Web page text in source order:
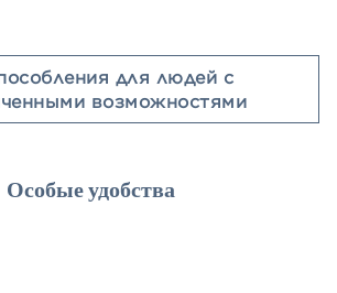
для людей с
возможностями
Особые удобства
РЕСТОРАНЫ